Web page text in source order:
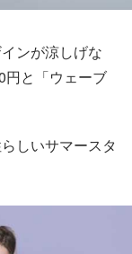
ンが涼しげな
円と「ウェーブ
しいサマースタ